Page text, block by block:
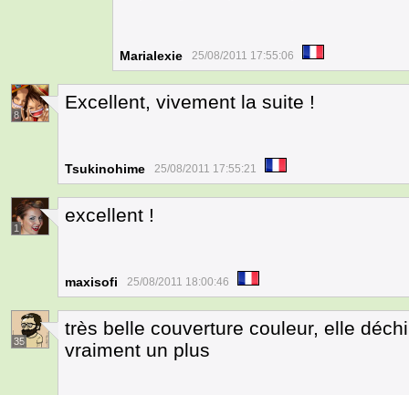
Marialexie 25/08/2011 17:55:06
8
Excellent, vivement la suite !
Tsukinohime 25/08/2011 17:55:21
1
excellent !
maxisofi 25/08/2011 18:00:46
35
très belle couverture couleur, elle
vraiment un plus